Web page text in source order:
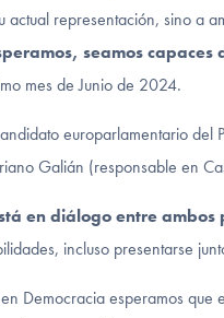
actual representación, sino a
seamos capaces
mes de Junio de 2024.
europarlamentario del
Galián (responsable en
en diálogo entre
incluso presentarse
Democracia esperamos que